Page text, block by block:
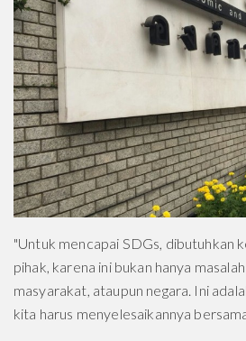
"Untuk mencapai SDGs, dibutuhkan
pihak, karena ini bukan hanya
masyarakat, ataupun negara. Ini
kita harus menyelesaikannya